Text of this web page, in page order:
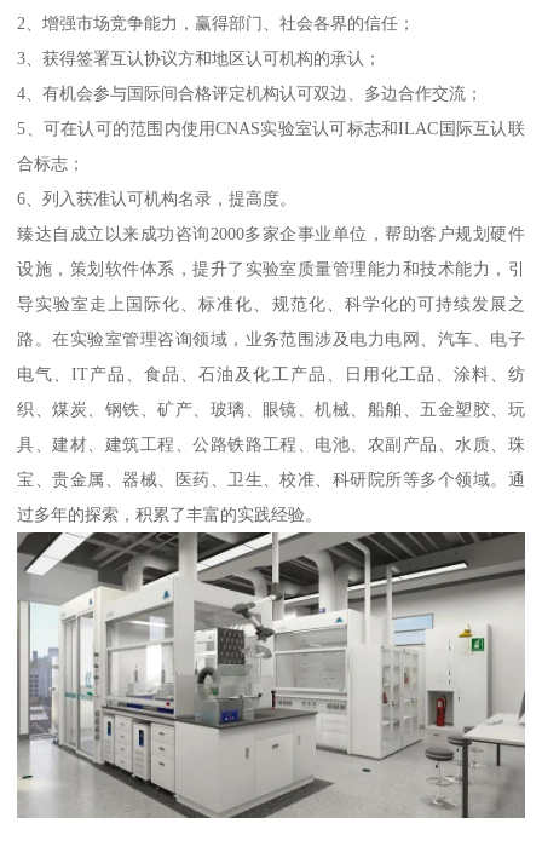
2、增强市场竞争能力，赢得部门、社会各界的信任；
3、获得签署互认协议方和地区认可机构的承认；
4、有机会参与国际间合格评定机构认可双边、多边合作交流；
5、可在认可的范围内使用CNAS实验室认可标志和ILAC国际互认联
合标志；
6、列入获准认可机构名录，提高度。
臻达自成立以来成功咨询2000多家企事业单位，帮助客户规划硬件
设施，策划软件体系，提升了实验室质量管理能力和技术能力，引
导实验室走上国际化、标准化、规范化、科学化的可持续发展之
路。在实验室管理咨询领域，业务范围涉及电力电网、汽车、电子
电气、IT产品、食品、石油及化工产品、日用化工品、涂料、纺
织、煤炭、钢铁、矿产、玻璃、眼镜、机械、船舶、五金塑胶、玩
具、建材、建筑工程、公路铁路工程、电池、农副产品、水质、珠
宝、贵金属、器械、医药、卫生、校准、科研院所等多个领域。通
过多年的探索，积累了丰富的实践经验。